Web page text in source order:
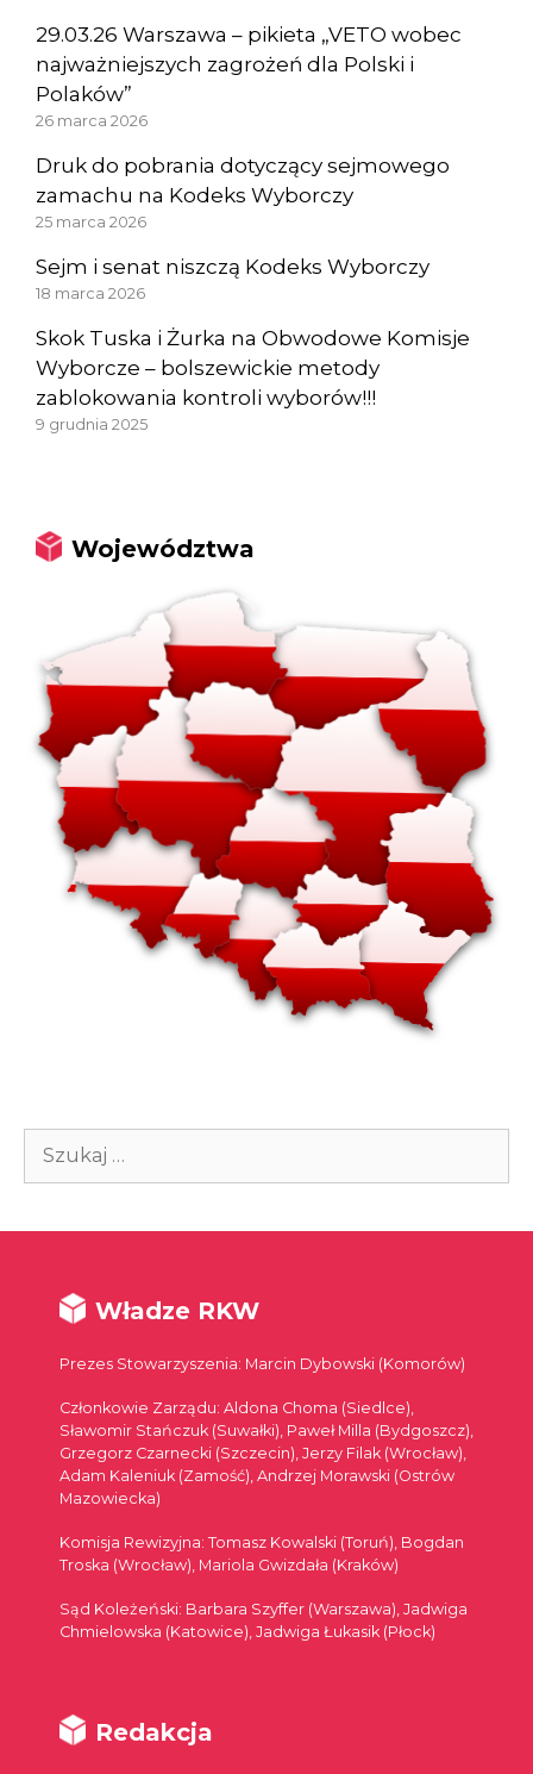
29.03.26 Warszawa – pikieta „VETO wobec
najważniejszych zagrożeń dla Polski i
Polaków”
26 marca 2026
Druk do pobrania dotyczący sejmowego
zamachu na Kodeks Wyborczy
25 marca 2026
Sejm i senat niszczą Kodeks Wyborczy
18 marca 2026
Skok Tuska i Żurka na Obwodowe Komisje
Wyborcze – bolszewickie metody
zablokowania kontroli wyborów!!!
9 grudnia 2025
Województwa
Szukaj:
Władze RKW
Prezes Stowarzyszenia: Marcin Dybowski (Komorów)
Członkowie Zarządu: Aldona Choma (Siedlce),
Sławomir Stańczuk (Suwałki), Paweł Milla (Bydgoszcz),
Grzegorz Czarnecki (Szczecin), Jerzy Filak (Wrocław),
Adam Kaleniuk (Zamość), Andrzej Morawski (Ostrów
Mazowiecka)
Komisja Rewizyjna: Tomasz Kowalski (Toruń), Bogdan
Troska (Wrocław), Mariola Gwizdała (Kraków)
Sąd Koleżeński: Barbara Szyffer (Warszawa), Jadwiga
Chmielowska (Katowice), Jadwiga Łukasik (Płock)
Redakcja